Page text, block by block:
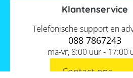
Klantenservice
Telefonische support en
088 7867243
ma-vr, 8:00 uur - 17:00
Contact ons